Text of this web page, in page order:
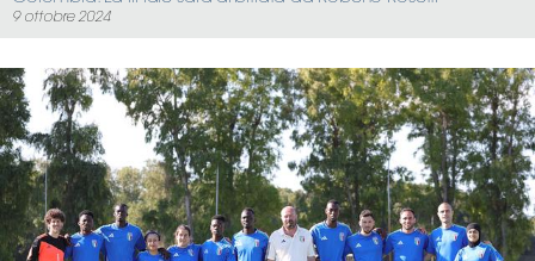
9 ottobre 2024